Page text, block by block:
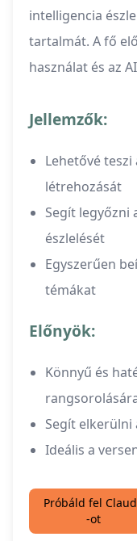
intelligencia
tartalmát. A fő
használat és az
Jellemzők:
Lehetővé
létrehozását
Segít legyőzni
észlelését
Egyszerűen
témákat
Előnyök:
Könnyű és
Segít elkerülni
Ideális a
Próbáld fel
-ot